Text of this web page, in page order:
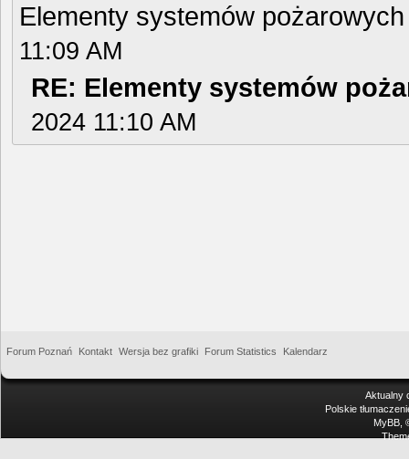
Elementy systemów
11:09 AM
RE: Elementy systemów
2024 11:10 AM
Forum Poznań Kontakt Wersja bez grafiki Forum Statistics Kalendarz
Aktualny
Polskie
MyBB